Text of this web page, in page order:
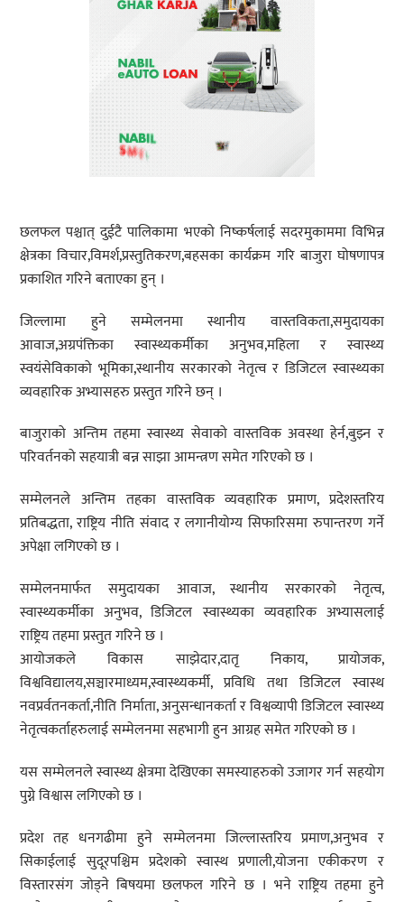
छलफल पश्चात् दुईटै पालिकामा भएको निष्कर्षलाई सदरमुकाममा विभिन्न
क्षेत्रका विचार,विमर्श,प्रस्तुतिकरण,बहसका कार्यक्रम गरि बाजुरा घोषणापत्र
प्रकाशित गरिने बताएका हुन् ।
जिल्लामा हुने सम्मेलनमा स्थानीय वास्तविकता,समुदायका
आवाज,अग्रपंक्तिका स्वास्थ्यकर्मीका अनुभव,महिला र स्वास्थ्य
स्वयंसेविकाको भूमिका,स्थानीय सरकारको नेतृत्व र डिजिटल स्वास्थ्यका
व्यवहारिक अभ्यासहरु प्रस्तुत गरिने छन् ।
बाजुराको अन्तिम तहमा स्वास्थ्य सेवाको वास्तविक अवस्था हेर्न,बुझ्न र
परिवर्तनको सहयात्री बन्न साझा आमन्त्रण समेत गरिएको छ ।
सम्मेलनले अन्तिम तहका वास्तविक व्यवहारिक प्रमाण, प्रदेशस्तरिय
प्रतिबद्धता, राष्ट्रिय नीति संवाद र लगानीयोग्य सिफारिसमा रुपान्तरण गर्ने
अपेक्षा लगिएको छ ।
सम्मेलनमार्फत समुदायका आवाज, स्थानीय सरकारको नेतृत्व,
स्वास्थ्यकर्मीका अनुभव, डिजिटल स्वास्थ्यका व्यवहारिक अभ्यासलाई
राष्ट्रिय तहमा प्रस्तुत गरिने छ ।
आयोजकले विकास साझेदार,दातृ निकाय, प्रायोजक,
विश्वविद्यालय,सञ्चारमाध्यम,स्वास्थ्यकर्मी, प्रविधि तथा डिजिटल स्वास्थ
नवप्रर्वतनकर्ता,नीति निर्माता, अनुसन्धानकर्ता र विश्वव्यापी डिजिटल स्वास्थ्य
नेतृत्वकर्ताहरुलाई सम्मेलनमा सहभागी हुन आग्रह समेत गरिएको छ ।
यस सम्मेलनले स्वास्थ्य क्षेत्रमा देखिएका समस्याहरुको उजागर गर्न सहयोग
पुग्ने विश्वास लगिएको छ ।
प्रदेश तह धनगढीमा हुने सम्मेलनमा जिल्लास्तरिय प्रमाण,अनुभव र
सिकाईलाई सुदूरपश्चिम प्रदेशको स्वास्थ प्रणाली,योजना एकीकरण र
विस्तारसंग जोड्ने बिषयमा छलफल गरिने छ । भने राष्ट्रिय तहमा हुने